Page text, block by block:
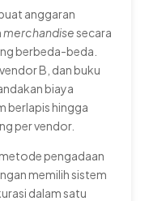
anggaran
merchandise secara
berbeda-beda.
B, dan buku
biaya
berlapis hingga
per vendor.
pengadaan
memilih sistem
dalam satu